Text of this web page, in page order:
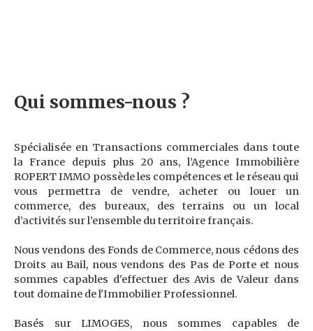
Qui sommes-nous ?
Spécialisée en Transactions commerciales dans toute
la France depuis plus 20 ans, l’Agence Immobilière
ROPERT IMMO possède les compétences et le réseau qui
vous permettra de vendre, acheter ou louer un
commerce, des bureaux, des terrains ou un local
d’activités sur l’ensemble du territoire français.
Nous vendons des Fonds de Commerce, nous cédons des
Droits au Bail, nous vendons des Pas de Porte et nous
sommes capables d'effectuer des Avis de Valeur dans
tout domaine de l'Immobilier Professionnel.
Basés sur LIMOGES, nous sommes capables de